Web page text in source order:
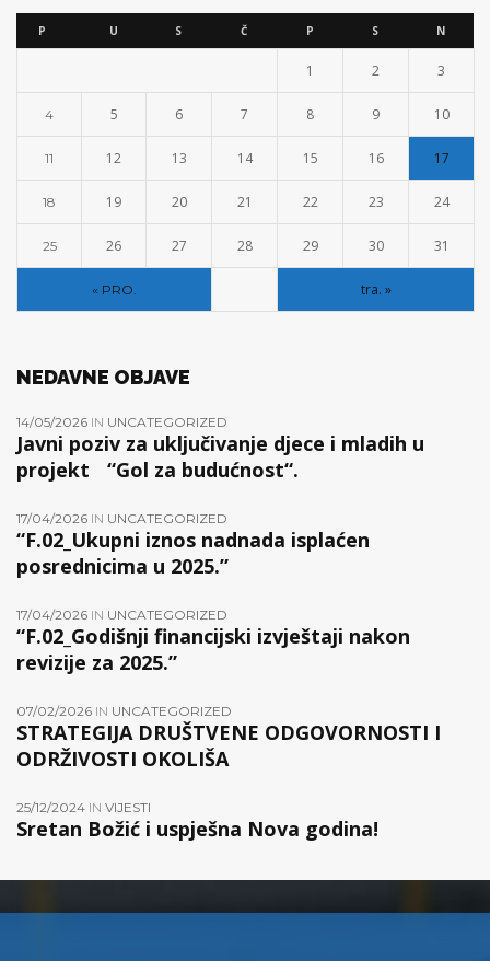
P U S Č P S N
« PRO. tra. »
1 2 3
4 5 6 7 8 9 10
11 12 13 14 15 16 17
18 19 20 21 22 23 24
25 26 27 28 29 30 31
NEDAVNE OBJAVE
14/05/2026 IN UNCATEGORIZED
Javni poziv za uključivanje djece i mladih u
projekt “Gol za budućnost“.
17/04/2026 IN UNCATEGORIZED
“F.02_Ukupni iznos nadnada isplaćen
posrednicima u 2025.”
17/04/2026 IN UNCATEGORIZED
“F.02_Godišnji financijski izvještaji nakon
revizije za 2025.”
07/02/2026 IN UNCATEGORIZED
STRATEGIJA DRUŠTVENE ODGOVORNOSTI I
ODRŽIVOSTI OKOLIŠA
25/12/2024 IN VIJESTI
Sretan Božić i uspješna Nova godina!